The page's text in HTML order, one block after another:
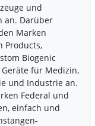
und
an. Darüber
Marken
Products,
Biogenic
für Medizin,
und Industrie an.
Federal und
einfach und